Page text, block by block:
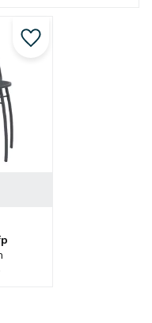
Lägg till i favoriter